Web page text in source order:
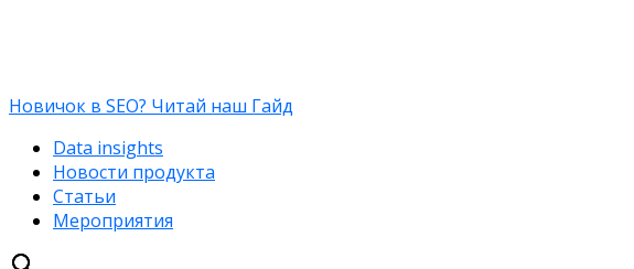
Новичок в SEO? Читай наш Гайд
Data insights
Новости продукта
Статьи
Мероприятия